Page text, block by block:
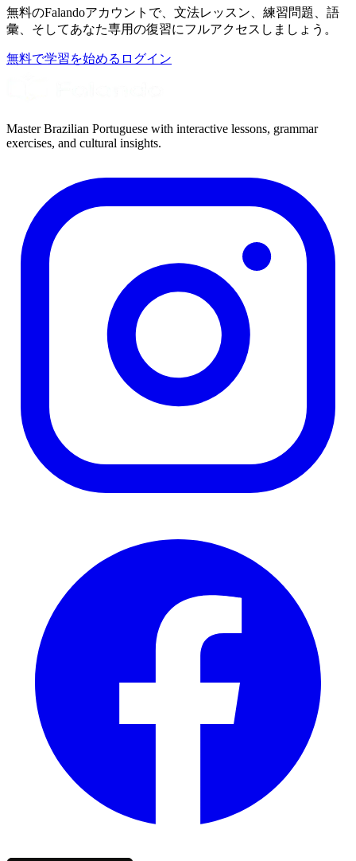
無料のFalandoアカウントで、文法レッスン、練習問題、語
彙、そしてあなた専用の復習にフルアクセスしましょう。
無料で学習を始める ログイン
Master Brazilian Portuguese with interactive lessons, grammar
exercises, and cultural insights.